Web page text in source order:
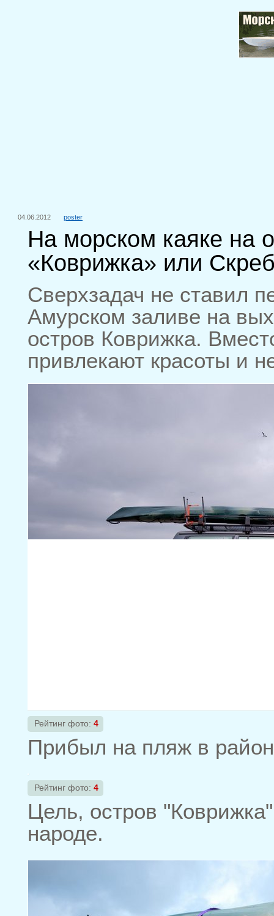
04.06.2012 poster
На морском каяке на
«Коврижка» или
Сверхзадач не ставил
Амурском заливе на
остров Коврижка.
привлекают красоты и
Рейтинг фото: 4
Прибыл на пляж в
Рейтинг фото: 4
Цель, остров
народе.